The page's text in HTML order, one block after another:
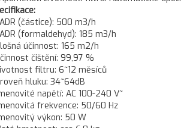
(částice): 500 m3/h
(formaldehyd): 185 m3/h
účinnost: 165 m2/h
čištění: 99,97 %
filtru: 6~12 měsíců
hluku: 34~64dB
napětí: AC 100-240 V~
frekvence: 50/60 Hz
výkon: 50 W